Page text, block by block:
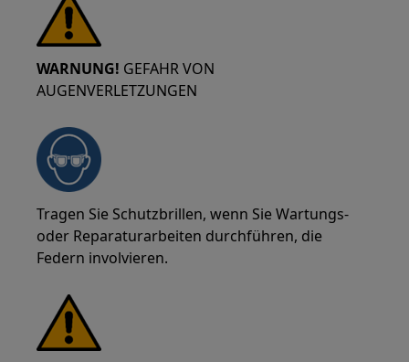
WARNUNG! GEFAHR VON
AUGENVERLETZUNGEN
Tragen Sie Schutzbrillen, wenn Sie Wartungs-
oder Reparaturarbeiten durchführen, die
Federn involvieren.